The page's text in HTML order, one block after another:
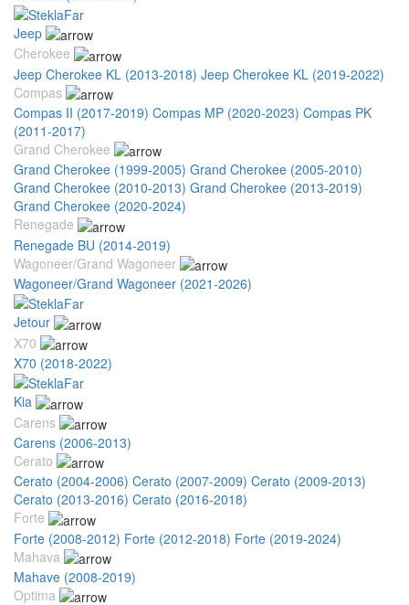
Jeep
Cherokee
Jeep Cherokee KL (2013-2018) Jeep Cherokee KL (2019-2022)
Compas
Compas II (2017-2019) Compas MP (2020-2023) Compas PK
(2011-2017)
Grand Cherokee
Grand Cherokee (1999-2005) Grand Cherokee (2005-2010)
Grand Cherokee (2010-2013) Grand Cherokee (2013-2019)
Grand Cherokee (2020-2024)
Renegade
Renegade BU (2014-2019)
Wagoneer/Grand Wagoneer
Wagoneer/Grand Wagoneer (2021-2026)
Jetour
X70
X70 (2018-2022)
Kia
Carens
Carens (2006-2013)
Cerato
Cerato (2004-2006) Cerato (2007-2009) Cerato (2009-2013)
Cerato (2013-2016) Cerato (2016-2018)
Forte
Forte (2008-2012) Forte (2012-2018) Forte (2019-2024)
Mahava
Mahave (2008-2019)
Optima